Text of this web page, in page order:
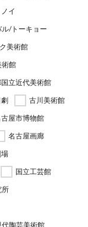
イ
/トーキョー
美術館
術館
立近代美術館
古川美術館
屋市博物館
名古屋画廊
国立工芸館
所
陶芸美術館